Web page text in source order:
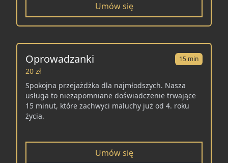
Umów się
Oprowadzanki 15 min
20 zł
Spokojna przejażdżka dla najmłodszych. Nasza
usługa to niezapomniane doświadczenie trwające
15 minut, które zachwyci maluchy już od 4. roku
życia.
Umów się